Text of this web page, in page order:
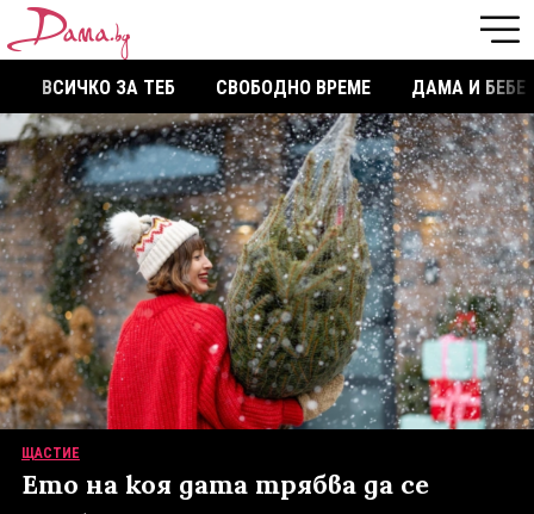
ВСИЧКО ЗА ТЕБ СВОБОДНО ВРЕМЕ ДАМА И БЕБЕ
ЩАСТИЕ
Ето на коя дата трябва да се